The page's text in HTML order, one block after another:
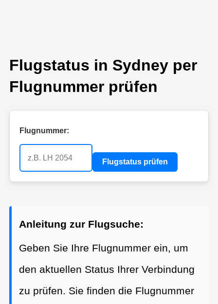
Flugstatus in Sydney per
Flugnummer prüfen
Flugnummer:
Flugstatus prüfen
Anleitung zur Flugsuche:
Geben Sie Ihre Flugnummer ein, um
den aktuellen Status Ihrer Verbindung
zu prüfen. Sie finden die Flugnummer